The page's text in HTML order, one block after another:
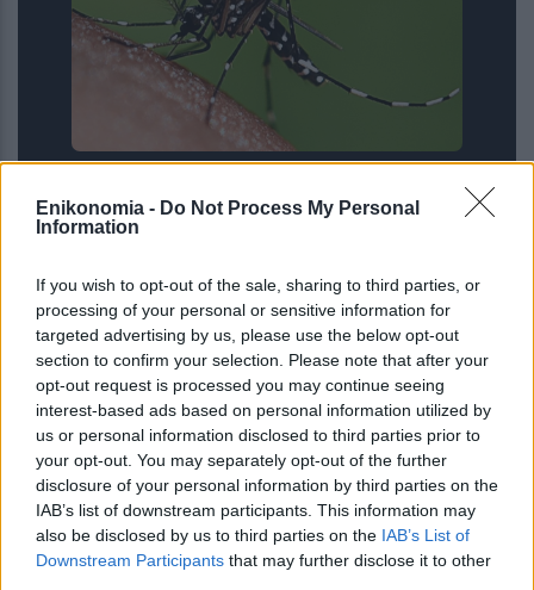
Enikonomia - Do Not Process My Personal
Information
If you wish to opt-out of the sale, sharing to third parties, or
processing of your personal or sensitive information for
targeted advertising by us, please use the below opt-out
section to confirm your selection. Please note that after your
opt-out request is processed you may continue seeing
interest-based ads based on personal information utilized by
us or personal information disclosed to third parties prior to
your opt-out. You may separately opt-out of the further
disclosure of your personal information by third parties on the
IAB’s list of downstream participants. This information may
also be disclosed by us to third parties on the IAB’s List of
Downstream Participants that may further disclose it to other
Νείλου στην Αττική: Ζητά άμεση
εντατικοποίηση των μέτρων κατά των